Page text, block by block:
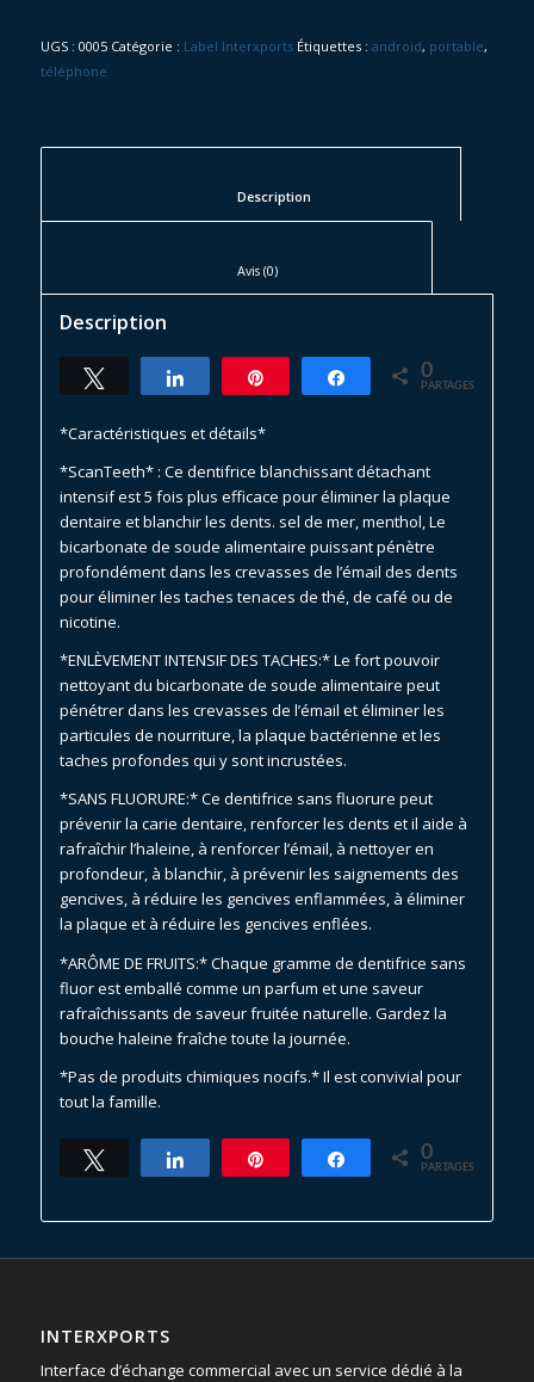
UGS : 0005 Catégorie : Label Interxports Étiquettes : android, portable,
téléphone
						Avis (0)
Description
Tweetez Partagez Épingle Partagez0
PARTAGES
*Caractéristiques et détails*
*ScanTeeth* : Ce dentifrice blanchissant détachant
intensif est 5 fois plus efficace pour éliminer la plaque
dentaire et blanchir les dents. sel de mer, menthol, Le
bicarbonate de soude alimentaire puissant pénètre
profondément dans les crevasses de l’émail des dents
pour éliminer les taches tenaces de thé, de café ou de
nicotine.
*ENLÈVEMENT INTENSIF DES TACHES:* Le fort pouvoir
nettoyant du bicarbonate de soude alimentaire peut
pénétrer dans les crevasses de l’émail et éliminer les
particules de nourriture, la plaque bactérienne et les
taches profondes qui y sont incrustées.
*SANS FLUORURE:* Ce dentifrice sans fluorure peut
prévenir la carie dentaire, renforcer les dents et il aide à
rafraîchir l’haleine, à renforcer l’émail, à nettoyer en
profondeur, à blanchir, à prévenir les saignements des
gencives, à réduire les gencives enflammées, à éliminer
la plaque et à réduire les gencives enflées.
*ARÔME DE FRUITS:* Chaque gramme de dentifrice sans
fluor est emballé comme un parfum et une saveur
rafraîchissants de saveur fruitée naturelle. Gardez la
bouche haleine fraîche toute la journée.
*Pas de produits chimiques nocifs.* Il est convivial pour
tout la famille.
Tweetez Partagez Épingle Partagez0
PARTAGES
INTERXPORTS
Interface d’échange commercial avec un service dédié à la